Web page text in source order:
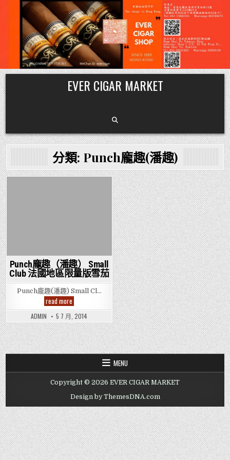
Skip
to
content
EVER CIGAR MARKET
分類: Punch龐趣(潘趣)
Punch龐趣（潘趣） Small
Club 法國地區限量版雪茄
Punch龐趣(潘趣) Small Cl…
read more
龐
趣
（潘
趣）
Small
Club
法
國
限
量
版
雪
茄
ADMIN 5 7 月, 2014
MENU
Copyright © 2026 EVER CIGAR MARKET
Design by ThemesDNA.com